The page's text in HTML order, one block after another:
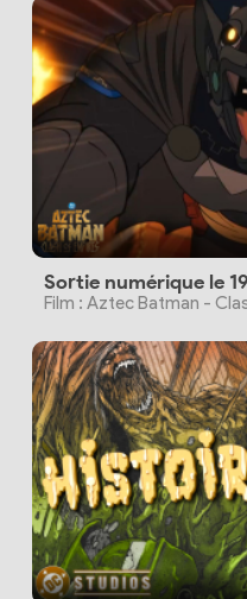
Sortie numérique le
Film : Aztec Batman -